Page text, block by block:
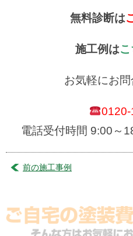
無料診断は
施工例は
お気軽にお問
電話受付時間 9:00～
前の施工事例